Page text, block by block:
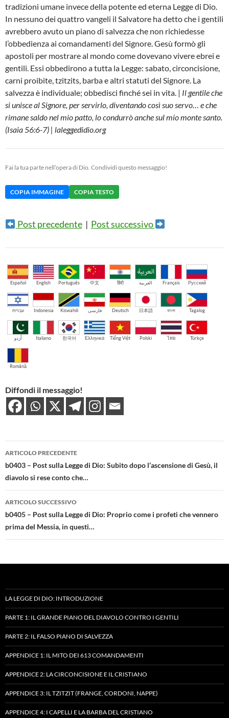
tradizioni umane invece della potente ed eterna Legge di Dio.
In nessuno dei quattro vangeli il Salvatore ha detto che i gentili
avrebbero avuto un piano di salvezza che non richiedesse
l’obbedienza ai comandamenti del Signore. Gesù formò gli
apostoli per mostrare al mondo come dovevano vivere ebrei e
gentili. Essi obbedirono a tutta la Legge: sabato, circoncisione,
carni proibite, tzitzits, barba e altri statuti del Signore. La
salvezza è individuale; obbedisci finché sei in vita. | Il gentile che
si unisce al Signore, per servirlo, diventando così suo servo… e che
rimane saldo nel mio patto, lo condurrò anche sul mio monte santo.
(Isaia 56:6-7) | laleggedidio.org
Fai la tua parte nell’opera di Dio. Condividi questo messaggio!
COPIA IMMAGINE COPIA TESTO
Post precedente| Post successivo
Español English Português 中文 हिंदी العربية Français Русский
עברית Indonesia Kiswahili فارسی Deutsch 日本語 বাংলা Tagalog
اُردو Italiano 한국어 Ελληνικά Tiếng Việt Polski ไทย Türkçe
Română
Diffondi il messaggio!
Navigazione
articolo
ARTICOLO PRECEDENTE
b0403 – Post sulla Legge di Dio: Subito dopo l’ascensione di Gesù, il
diavolo si rese conto che…
ARTICOLO SUCCESSIVO
b0405 – Post sulla Legge di Dio: Proprio come i profeti che vennero
prima del Messia, in questi…
LA LEGGE DI DIO: INTRODUZIONE
PARTE 1: IL GRANDE PIANO DEL DIAVOLO CONTRO I GENTILI
PARTE 2: IL FALSO PIANO DI SALVEZZA
APPENDICE 1: IL MITO DEI 613 COMANDAMENTI
APPENDICE 2: LA CIRCONCISIONE E IL CRISTIANO
APPENDICE 3: IL TZITZIT (FRANGE, CORDONI, NAPPE)
APPENDICE 4: I CAPELLI E LA BARBA DEL CRISTIANO